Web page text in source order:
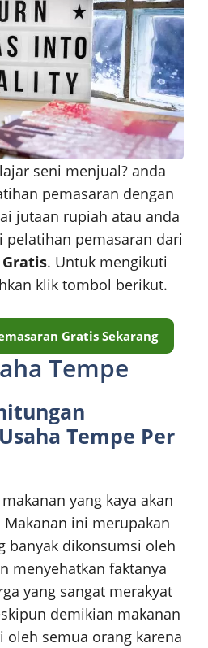
seni menjual? anda
pemasaran dengan
jutaan rupiah atau anda
pelatihan pemasaran dari
Gratis. Untuk mengikuti
klik tombol berikut.
Gratis Sekarang
Tempe
Tempe Per
yang kaya akan
ini merupakan
banyak dikonsumsi oleh
menyehatkan faktanya
yang sangat merakyat
demikian makanan
oleh semua orang karena